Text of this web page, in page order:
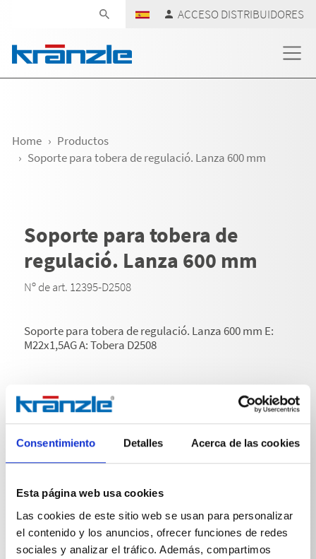
Consentimiento Detalles Acerca de las cookies
Esta página web usa cookies
Las cookies de este sitio web se usan para personalizar
el contenido y los anuncios, ofrecer funciones de redes
sociales y analizar el tráfico. Además, compartimos
ACCESO DISTRIBUIDORES
Home
Productos
Soporte para tobera de regulació. Lanza 600 mm
Soporte para tobera de
regulació. Lanza 600 mm
Nº de art. 12395-D2508
Soporte para tobera de regulació. Lanza 600 mm E:
M22x1,5AG A: Tobera D2508
Especificaciones técnicas
ESPECIFICACIONES TÉCNICAS